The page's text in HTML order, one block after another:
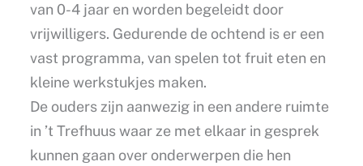
van 0-4 jaar en worden begeleidt door
vrijwilligers. Gedurende de ochtend is er een
vast programma, van spelen tot fruit eten en
kleine werkstukjes maken.
De ouders zijn aanwezig in een andere ruimte
in ’t Trefhuus waar ze met elkaar in gesprek
kunnen gaan over onderwerpen die hen